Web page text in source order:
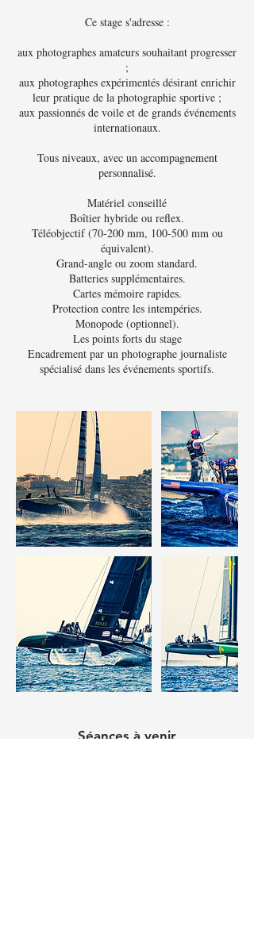
Ce stage s'adresse :
aux photographes amateurs souhaitant progresser
;
aux photographes expérimentés désirant enrichir
leur pratique de la photographie sportive ;
aux passionnés de voile et de grands événements
internationaux.
Tous niveaux, avec un accompagnement
personnalisé.
Matériel conseillé
Boîtier hybride ou reflex.
Téléobjectif (70-200 mm, 100-500 mm ou
équivalent).
Grand-angle ou zoom standard.
Batteries supplémentaires.
Cartes mémoire rapides.
Protection contre les intempéries.
Monopode (optionnel).
Les points forts du stage
Encadrement par un photographe journaliste
Séances à venir